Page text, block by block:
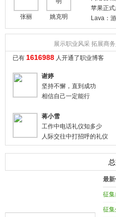
上海
嘉
价值
上海
杭州
张丽 姚克明
苹果正
Lava：
展示职业风采 拓展商
已有 1616988 人开通了职业博客
谢婷
坚持不懈，直到成功
相信自己一定能行
蒋小雪
工作中电话礼仪知多少
人际交往中打招呼的礼仪
最
征
征